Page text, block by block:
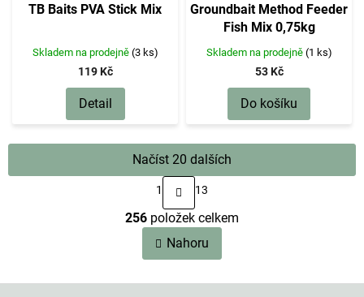
TB Baits PVA Stick Mix
Skladem na prodejně (3 ks)
119 Kč
Detail
Groundbait Method Feeder
Fish Mix 0,75kg
Skladem na prodejně (1 ks)
53 Kč
Do košíku
O
v
l
a
Načíst 20 dalších
S
t
r
á
n
k
o
1 13
256 položek celkem
Nahoru